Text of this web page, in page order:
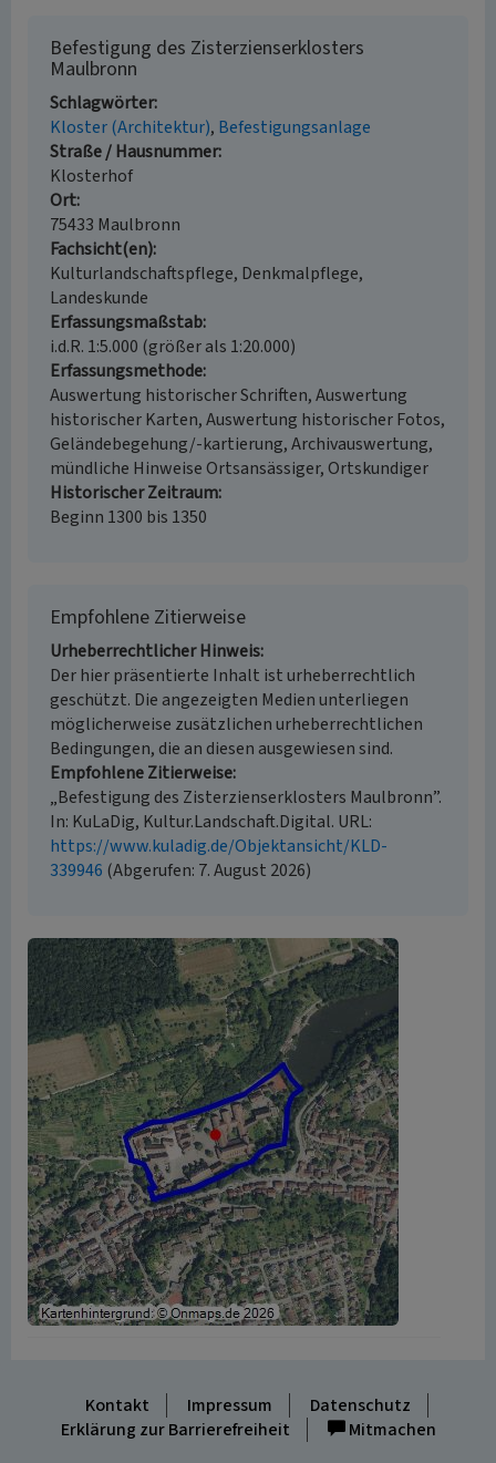
Befestigung des Zisterzienserklosters
Maulbronn
Schlagwörter
Kloster (Architektur) Befestigungsanlage
Straße / Hausnummer
Klosterhof
Ort
75433 Maulbronn
Fachsicht(en)
Kulturlandschaftspflege, Denkmalpflege,
Landeskunde
Erfassungsmaßstab
i.d.R. 1:5.000 (größer als 1:20.000)
Erfassungsmethode
Auswertung historischer Schriften, Auswertung
historischer Karten, Auswertung historischer Fotos,
Geländebegehung/-kartierung, Archivauswertung,
mündliche Hinweise Ortsansässiger, Ortskundiger
Historischer Zeitraum
Beginn 1300 bis 1350
Empfohlene Zitierweise
Urheberrechtlicher Hinweis
Der hier präsentierte Inhalt ist urheberrechtlich
geschützt. Die angezeigten Medien unterliegen
möglicherweise zusätzlichen urheberrechtlichen
Bedingungen, die an diesen ausgewiesen sind.
Empfohlene Zitierweise
„Befestigung des Zisterzienserklosters Maulbronn”.
In: KuLaDig, Kultur.Landschaft.Digital. URL:
https://www.kuladig.de/Objektansicht/KLD-
339946 (Abgerufen: 7. August 2026)
Kontakt Impressum
Datenschutz
Erklärung zur Barrierefreiheit
Mitmachen